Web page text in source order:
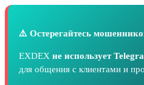
⚠️ Остерегайтесь
EXDEX не использует
для общения с клиентами и